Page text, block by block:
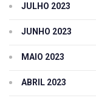
JULHO 2023
JUNHO 2023
MAIO 2023
ABRIL 2023